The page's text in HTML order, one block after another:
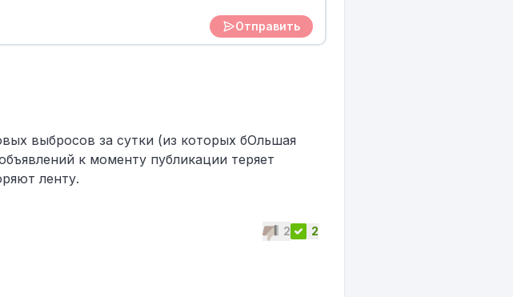
Отправить
выбросов за сутки (из которых бОльшая
к моменту публикации теряет
ленту.
2
2